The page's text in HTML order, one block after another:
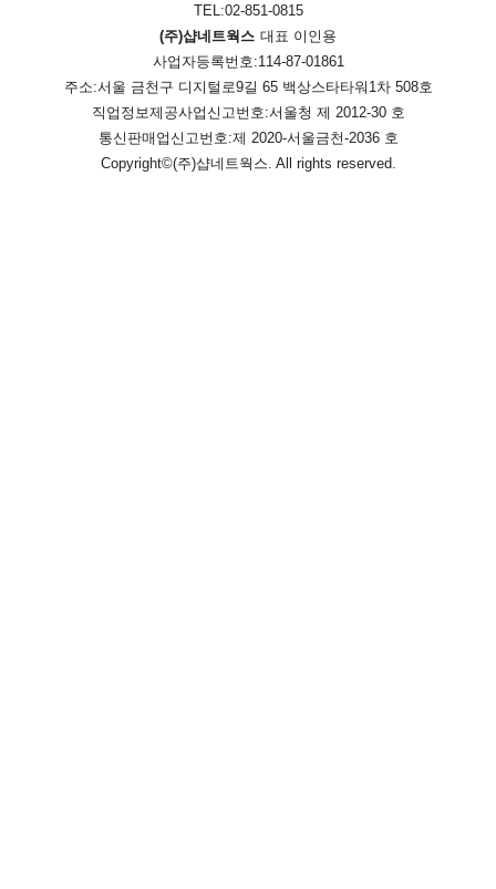
TEL:02-851-0815
(주)샵네트웍스 대표 이인용
사업자등록번호:114-87-01861
주소:서울 금천구 디지털로9길 65 백상스타타워1차 508호
직업정보제공사업신고번호:서울청 제 2012-30 호
통신판매업신고번호:제 2020-서울금천-2036 호
Copyright©(주)샵네트웍스 . All rights reserved.